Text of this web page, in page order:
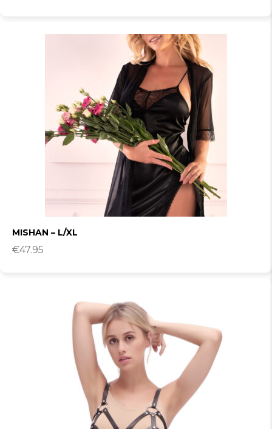
MISHAN – L/XL
€47.95